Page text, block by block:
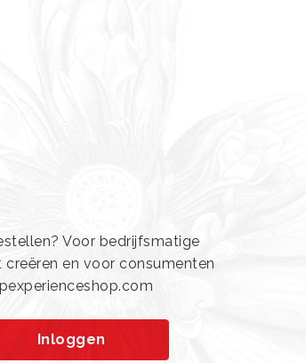
Voor bedrijfsmatige
en voor consumenten
Inloggen